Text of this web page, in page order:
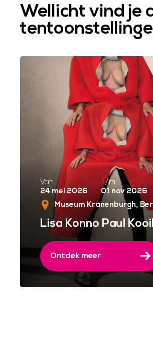
Wellicht vind je
Van
24 mei 2026
T/m
01 nov 2026
Museum Kranenburgh
Lisa Konno Paul
Ontdek meer